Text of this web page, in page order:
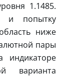
1.1485.
и попытку
ниже
пары
индикаторе
варианта